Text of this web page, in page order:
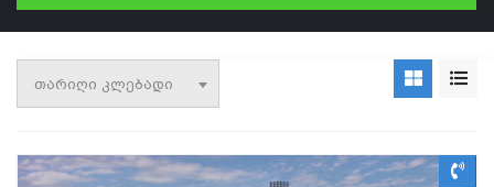
თარიღი კლებადი